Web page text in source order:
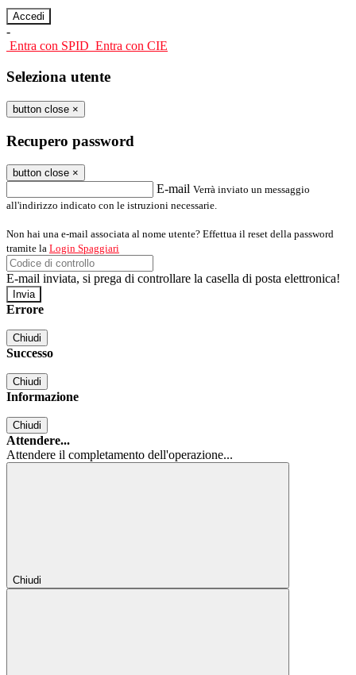
-
Entra con SPID Entra con CIE
Seleziona utente
button close ×
Recupero password
button close ×
E-mail Verrà inviato un messaggio
all'indirizzo indicato con le istruzioni necessarie.
Non hai una e-mail associata al nome utente? Effettua il reset della password
tramite la Login Spaggiari
E-mail inviata, si prega di controllare la casella di posta elettronica!
Errore
Chiudi
Successo
Chiudi
Informazione
Chiudi
Attendere...
Attendere il completamento dell'operazione...
Chiudi